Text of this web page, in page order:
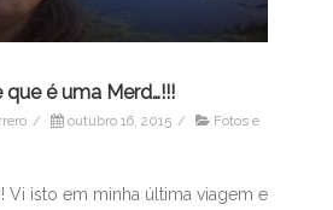
que é uma Merd…!!!
/ outubro 16, 2015 /
Fotos e
Vi isto em minha última viagem e